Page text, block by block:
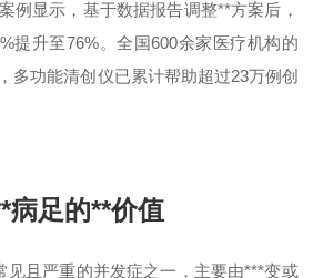
例显示，基于数据报告调整**方案后，
提升至76%。全国600余家医疗机构的
多功能清创仪已累计帮助超过23万例创
病足的**价值
见且严重的并发症之一，主要由***变或